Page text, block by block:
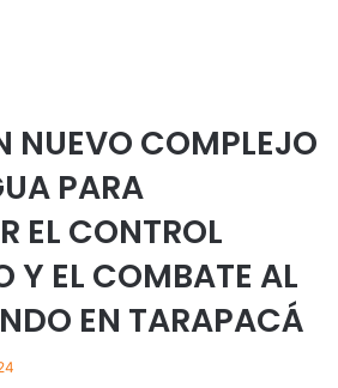
NUEVO COMPLEJO
PARA
EL CONTROL
Y EL COMBATE AL
EN TARAPACÁ